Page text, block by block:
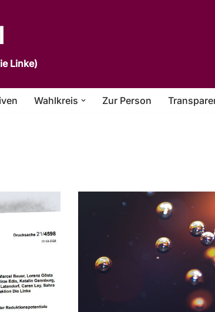
Linke)
Wahlkreis Zur Person